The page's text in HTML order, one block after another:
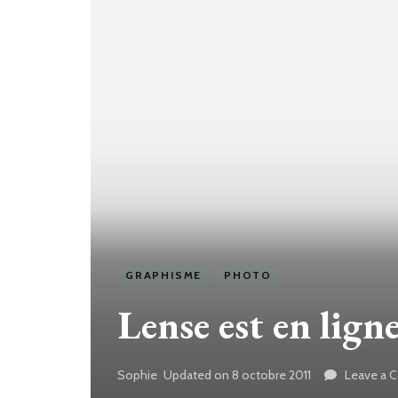
GRAPHISME PHOTO
Lense est en
Sophie Updated on 8 octobre 2011 Leave a